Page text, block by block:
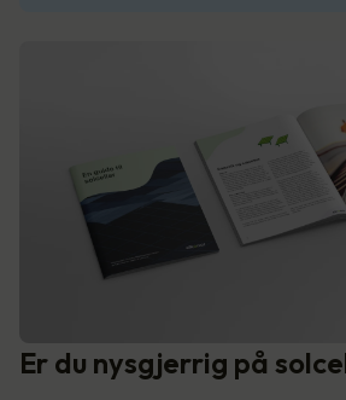
Er du nysgjerrig på